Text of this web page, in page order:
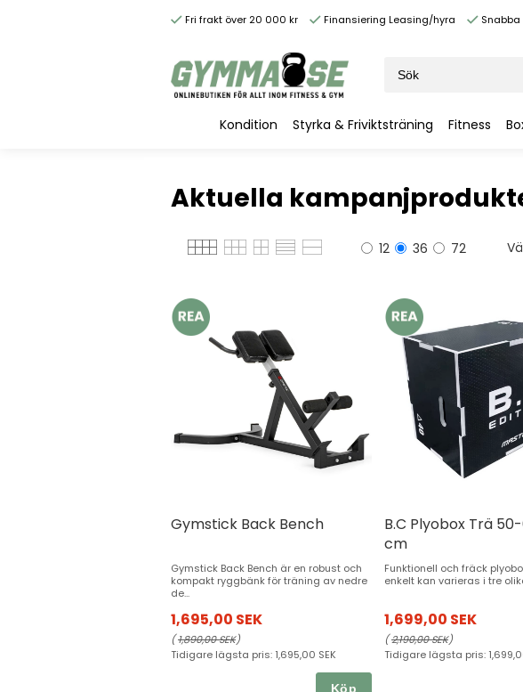
Fri frakt över 20 000 kr Finansiering Leasing/hyra
Kondition Styrka & Friviktsträning Fitness
Aktuella
12 36 72
Gymstick Back Bench
Gymstick Back Bench är en robust och
kompakt ryggbänk för träning av nedre
de...
1,695,00 SEK
(1,890,00 SEK)
Tidigare lägsta pris: 1,695,00 SEK
Köp
B.C Plyobox Trä
cm
Funktionell och fräck
enkelt kan varieras i tre
1,699,00 SEK
(2,190,00 SEK)
Tidigare lägsta pris: